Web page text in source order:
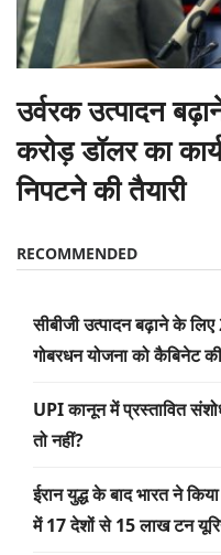
उर्वरक उत्पादन
करोड़ डॉलर का
निपटने की तैयारी
RECOMMENDED
सीबीजी उत्पादन बढ़ाने के
गोबरधन योजना को कैबिनेट
UPI कानून में प्रस्तावित
तो नहीं?
ईरान युद्ध के बाद भारत ने
में 17 देशों से 15 लाख टन